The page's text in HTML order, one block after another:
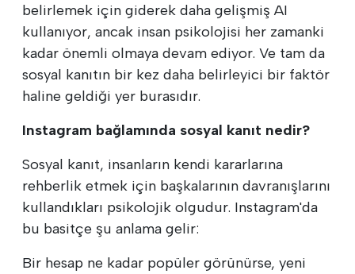
belirlemek için giderek daha gelişmiş AI
kullanıyor, ancak insan psikolojisi her zamanki
kadar önemli olmaya devam ediyor. Ve tam da
sosyal kanıtın bir kez daha belirleyici bir faktör
haline geldiği yer burasıdır.
Instagram bağlamında sosyal kanıt nedir?
Sosyal kanıt, insanların kendi kararlarına
rehberlik etmek için başkalarının davranışlarını
kullandıkları psikolojik olgudur. Instagram'da
bu basitçe şu anlama gelir:
Bir hesap ne kadar popüler görünürse, yeni